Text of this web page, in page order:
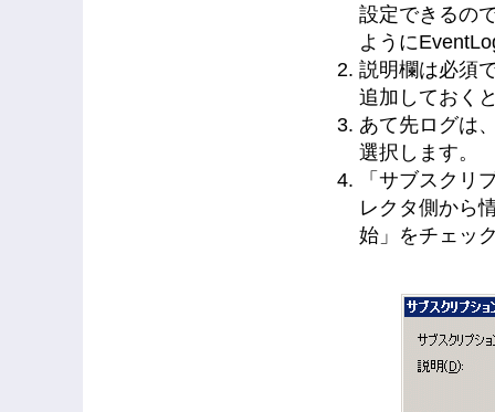
設定できるの
ように
説明欄は必須
追加しておく
あて先ログは
選択します。
「サブスクリ
レクタ側から
始」をチェッ